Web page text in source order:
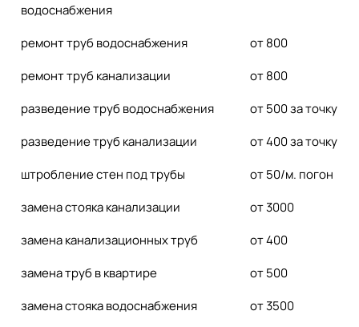
водоснабжения
ремонт труб водоснабжения
от 800
ремонт труб канализации
от 800
разведение труб водоснабжения
от 500 за точку
разведение труб канализации
от 400 за точку
штробление стен под трубы
от 50/м. погон
замена стояка канализации
от 3000
замена канализационных труб
от 400
замена труб в квартире
от 500
замена стояка водоснабжения
от 3500